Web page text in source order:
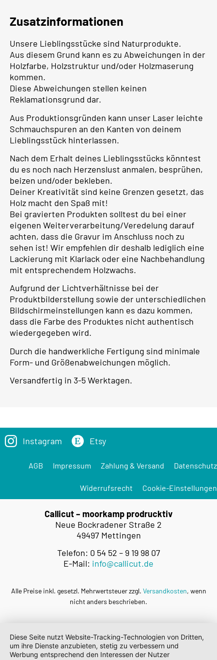
Zusatzinformationen
Unsere Lieblingsstücke sind Naturprodukte.
Aus diesem Grund kann es zu Abweichungen in der
Holzfarbe, Holzstruktur und/oder Holzmaserung
kommen.
Diese Abweichungen stellen keinen
Reklamationsgrund dar.
Aus Produktionsgründen kann unser Laser leichte
Schmauchspuren an den Kanten von deinem
Lieblingsstück hinterlassen.
Nach dem Erhalt deines Lieblingsstücks könntest
du es noch nach Herzenslust anmalen, besprühen,
beizen und/oder bekleben.
Deiner Kreativität sind keine Grenzen gesetzt, das
Holz macht den Spaß mit!
Bei gravierten Produkten solltest du bei einer
eigenen Weiterverarbeitung/Veredelung darauf
achten, dass die Gravur im Anschluss noch zu
sehen ist! Wir empfehlen dir deshalb lediglich eine
Lackierung mit Klarlack oder eine Nachbehandlung
mit entsprechendem Holzwachs.
Aufgrund der Lichtverhältnisse bei der
Produktbilderstellung sowie der unterschiedlichen
Bildschirmeinstellungen kann es dazu kommen,
dass die Farbe des Produktes nicht authentisch
wiedergegeben wird.
Durch die handwerkliche Fertigung sind minimale
Form- und Größenabweichungen möglich.
Versandfertig in 3-5 Werktagen.
Instagram Etsy
AGB Impressum Zahlung & Versand Datenschutz
Widerrufsrecht Cookie-Einstellungen
Callicut – moorkamp prodrucktiv
Neue Bockradener Straße 2
49497 Mettingen
Telefon: 0 54 52 – 9 19 98 07
E-Mail: info@callicut.de
Alle Preise inkl. gesetzl. Mehrwertsteuer zzgl. Versandkosten, wenn
nicht anders beschrieben.
Diese Seite nutzt Website-Tracking-Technologien von Dritten,
um ihre Dienste anzubieten, stetig zu verbessern und
Werbung entsprechend den Interessen der Nutzer